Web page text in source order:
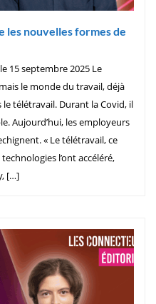
les nouvelles formes de
15 septembre 2025 Le
le monde du travail, déjà
télétravail. Durant la Covid, il
Aujourd’hui, les employeurs
« Le télétravail, ce
l’ont accéléré,
[…]